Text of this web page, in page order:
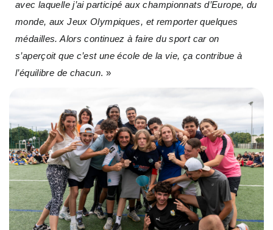
avec laquelle j’ai participé aux championnats d’Europe, du
monde, aux Jeux Olympiques, et remporter quelques
médailles. Alors continuez à faire du sport car on
s’aperçoit que c’est une école de la vie, ça contribue à
l’équilibre de chacun. »